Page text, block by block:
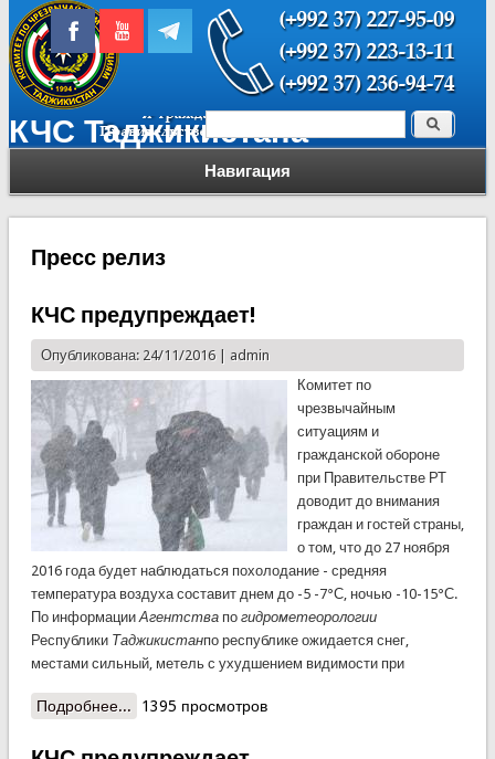
КЧС Таджикистана
Навигация
Форма поиска Поиск
Пресс релиз
КЧС предупреждает!
Опубликована: 24/11/2016 | admin
Комитет по
чрезвычайным
ситуациям и
гражданской обороне
при Правительстве РТ
доводит до внимания
граждан и гостей страны,
о том, что до 27 ноября
2016 года будет наблюдаться похолодание - средняя
температура воздуха составит днем до -5 -7°С, ночью -10-15°С.
По информацииАгентствапо гидрометеорологии
Республики Таджикистанпо республике ожидается снег,
местами сильный, метель с ухудшением видимости при
Подробнее... о КЧС предупреждает!
1395 просмотров